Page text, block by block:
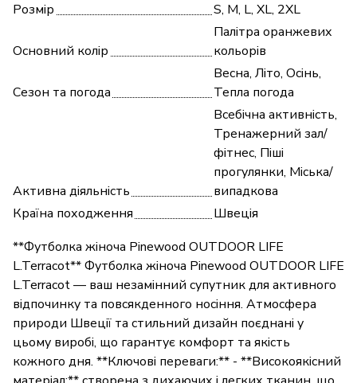
Розмір
S, M, L, XL, 2XL
Основний колір
Палітра оранжевих
кольорів
Сезон та погода
Весна, Літо, Осінь,
Тепла погода
Активна діяльність
Всебічна активність,
Тренажерний зал/
фітнес, Піші
прогулянки, Міська/
випадкова
Країна походження
Швеція
**Футболка жіноча Pinewood OUTDOOR LIFE
L.Terracot** Футболка жіноча Pinewood OUTDOOR LIFE
L.Terracot — ваш незамінний супутник для активного
відпочинку та повсякденного носіння. Атмосфера
природи Швеції та стильний дизайн поєднані у
цьому виробі, що гарантує комфорт та якість
кожного дня. **Ключові переваги:** - **Високоякісний